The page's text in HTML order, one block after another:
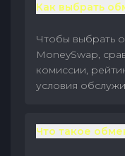
Как выбрать
Чтобы выбрать
MoneySwap,
комиссии,
условия
Что такое